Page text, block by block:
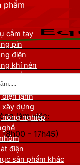
làm việc:
(8h00 - 17h45)
phẩm
cầm tay
pin
điện
khí nén
đo kiểm
đỡ
điện lạnh
xây dựng
nông nghiệp
điện
sản phẩm khác